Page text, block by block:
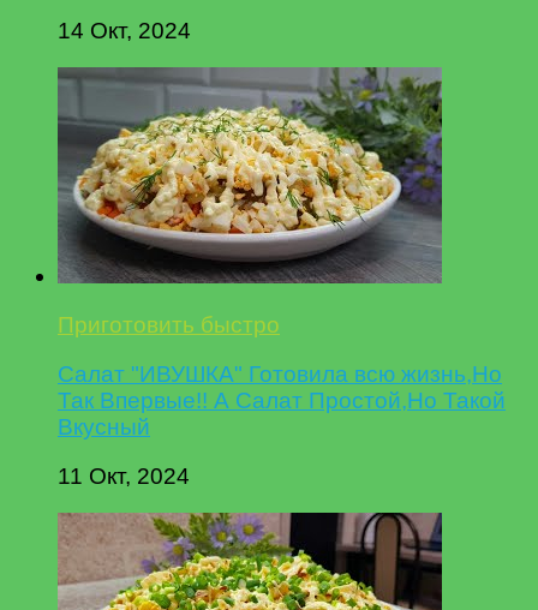
14 Окт, 2024
Приготовить быстро
Салат "ИВУШКА" Готовила всю жизнь,Но
Так Впервые!! А Салат Простой,Но Такой
Вкусный
11 Окт, 2024